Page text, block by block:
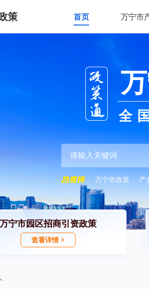
策 首页 万宁市
全
万宁市政策 产
万宁市园区招商引资政策
查看详情 >